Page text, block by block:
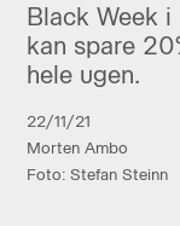
Black Week
kan spare
hele ugen.
22/11/21
Morten Ambo
Foto: Stefan Steinn